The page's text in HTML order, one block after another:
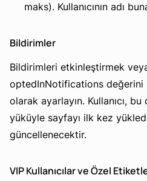
maks). Kullanıcının adı
Bildirimler
Bildirimleri etkinleştirmek
optedInNotifications değerini
olarak ayarlayın. Kullanıcı,
yüküyle sayfayı ilk kez
güncellenecektir.
VIP Kullanıcılar ve Özel